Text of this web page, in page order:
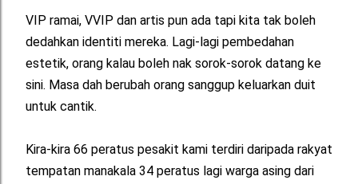
VIP ramai, VVIP dan artis pun ada tapi kita tak boleh
dedahkan identiti mereka. Lagi-lagi pembedahan
estetik, orang kalau boleh nak sorok-sorok datang ke
sini. Masa dah berubah orang sanggup keluarkan duit
untuk cantik.
Kira-kira 66 peratus pesakit kami terdiri daripada rakyat
tempatan manakala 34 peratus lagi warga asing dari